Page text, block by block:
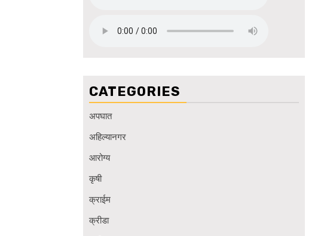
CATEGORIES
अपघात
अहिल्यानगर
आरोग्य
कृषी
क्राईम
क्रीडा